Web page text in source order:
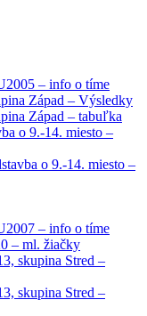
– info o tíme
Západ – Výsledky
Západ – tabuľka
o 9.-14. miesto –
o 9.-14. miesto –
– info o tíme
– ml. žiačky
skupina Stred –
skupina Stred –